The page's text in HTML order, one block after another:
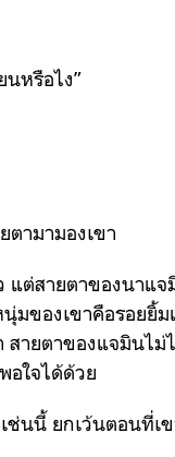
นหรือไง”
ามามองเขา
ต่สายตาของนาแ
ของเขาคือรอยยิ้
สายตาของแจมินไ
ใจได้ด้วย
ช่นนี้ ยกเว้นตอนที่เ